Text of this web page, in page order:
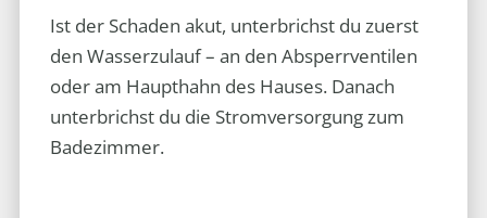
Ist der Schaden akut, unterbrichst du zuerst
den Wasserzulauf – an den Absperrventilen
oder am Haupthahn des Hauses. Danach
unterbrichst du die Stromversorgung zum
Badezimmer.